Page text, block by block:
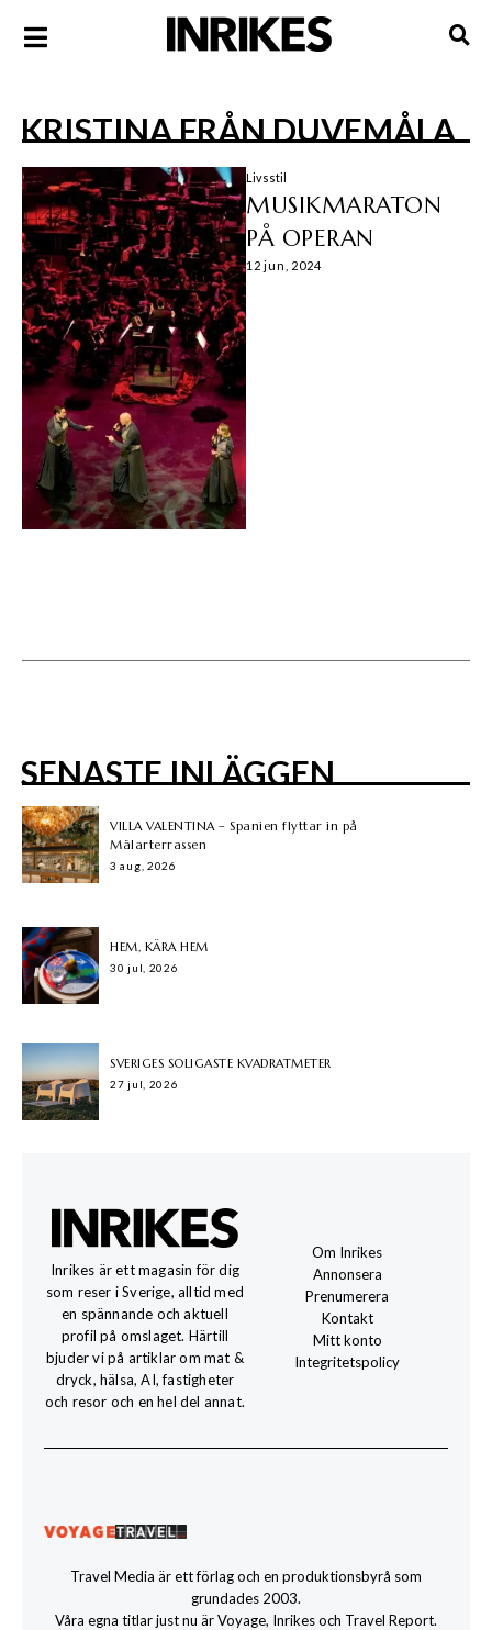
KRISTINA FRÅN DUVEMÅLA
Livsstil
MUSIKMARATON
PÅ OPERAN
12 jun, 2024
SENASTE INLÄGGEN
VILLA VALENTINA – Spanien flyttar in på
Mälarterrassen
3 aug, 2026
HEM, KÄRA HEM
30 jul, 2026
SVERIGES SOLIGASTE KVADRATMETER
27 jul, 2026
Inrikes är ett magasin för dig
som reser i Sverige, alltid med
en spännande och aktuell
profil på omslaget. Härtill
bjuder vi på artiklar om mat &
dryck, hälsa, AI, fastigheter
och resor och en hel del annat.
Om Inrikes
Annonsera
Prenumerera
Kontakt
Mitt konto
Integritetspolicy
Travel Media är ett förlag och en produktionsbyrå som
grundades 2003.
Våra egna titlar just nu är Voyage, Inrikes och Travel Report.